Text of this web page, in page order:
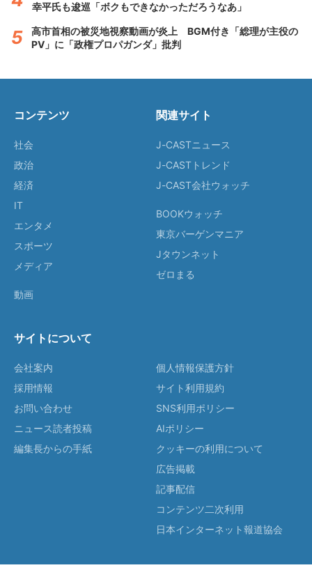
幸平氏も逡巡「ボクもできなかっただろうなあ」
高市首相の被災地視察動画が炎上 BGM付き「総理が主役の
PV」に「政権プロパガンダ」批判
コンテンツ
社会
政治
経済
IT
エンタメ
スポーツ
メディア
動画
関連サイト
J-CASTニュース
J-CASTトレンド
J-CAST会社ウォッチ
BOOKウォッチ
東京バーゲンマニア
Jタウンネット
ゼロまる
サイトについて
会社案内
採用情報
お問い合わせ
ニュース読者投稿
編集長からの手紙
個人情報保護方針
サイト利用規約
SNS利用ポリシー
AIポリシー
クッキーの利用について
広告掲載
記事配信
コンテンツ二次利用
日本インターネット報道協会